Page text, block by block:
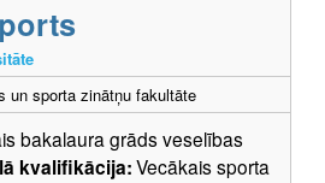
un sporta zinātņu fakultāte
bakalaura grāds veselības
kvalifikācija:Vecākais sporta